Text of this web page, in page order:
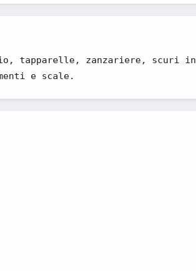
tapparelle, zanzariere, scuri in
e scale.